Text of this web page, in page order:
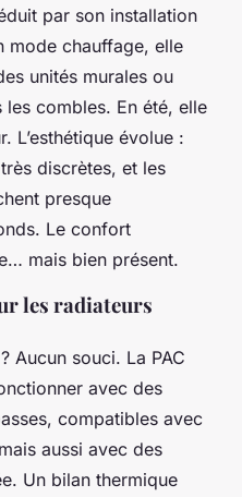
par son installation
mode chauffage, elle
unités murales ou
combles. En été, elle
L’esthétique évolue :
discrètes, et les
presque
Le confort
mais bien présent.
les radiateurs
Aucun souci. La PAC
avec des
compatibles avec
aussi avec des
Un bilan thermique